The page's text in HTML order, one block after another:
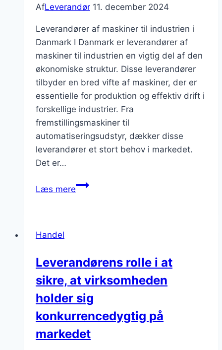
AfLeverandør 11. december 2024
Leverandører af maskiner til industrien i
Danmark I Danmark er leverandører af
maskiner til industrien en vigtig del af den
økonomiske struktur. Disse leverandører
tilbyder en bred vifte af maskiner, der er
essentielle for produktion og effektiv drift i
forskellige industrier. Fra
fremstillingsmaskiner til
automatiseringsudstyr, dækker disse
leverandører et stort behov i markedet.
Det er…
Læs mereLeverandører
Danmark
Handel
Leverandørens rolle i at
sikre, at virksomheden
holder sig
konkurrencedygtig på
markedet